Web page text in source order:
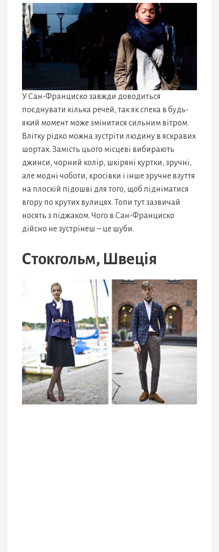
У Сан-Франциско завжди доводиться
поєднувати кілька речей, так як спека в будь-
який момент може змінитися сильним вітром.
Влітку рідко можна зустріти людину в яскравих
шортах. Замість цього місцеві вибирають
джинси, чорний колір, шкіряні куртки, зручні,
але модні чоботи, кросівки і інше зручне взуття
на плоскій підошві для того, щоб підніматися
вгору по крутих вулицях. Топи тут зазвичай
носять з піджаком. Чого в Сан-Франциско
дійсно не зустрінеш – це шуби.
Стокгольм, Швеція